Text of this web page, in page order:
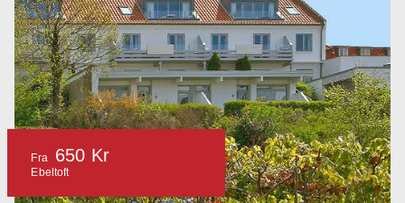
Fra 650 Kr
Ebeltoft